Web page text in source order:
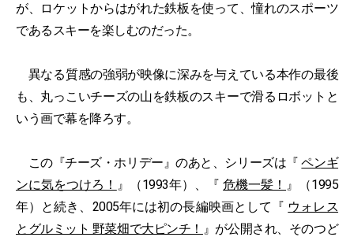
が、ロケットからはがれた鉄板を使って、憧れのスポーツ
であるスキーを楽しむのだった。
異なる質感の強弱が映像に深みを与えている本作の最後
も、丸っこいチーズの山を鉄板のスキーで滑るロボットと
いう画で幕を降ろす。
この『チーズ・ホリデー』のあと、シリーズは『ペンギ
ンに気をつけろ！ 』（1993年）、『危機一髪！ 』（1995
年）と続き、2005年には初の長編映画として『 ウォレス
とグルミット 野菜畑で大ピンチ！ 』が公開され、そのつど